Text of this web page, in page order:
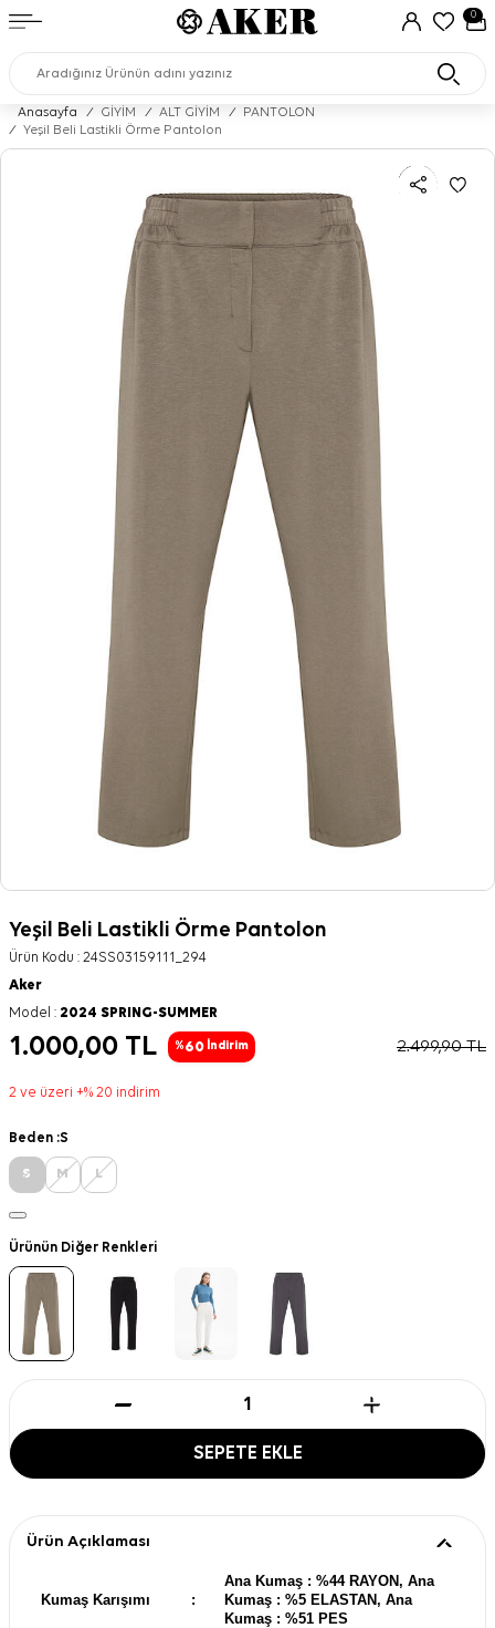
0
Anasayfa / GİYİM / ALT GİYİM /
PANTOLON
/
Yeşil Beli Lastikli Örme Pantolon
Yeşil Beli Lastikli Örme Pantolon
Ürün Kodu : 24SS03159111_294
Aker
Model : 2024 SPRING-SUMMER
1.000,00 TL %60 İndirim 2.499,90TL
2 ve üzeri +% 20 indirim
Beden :S
S M L
Ürünün Diğer Renkleri
SEPETE EKLE
Ürün Açıklaması
Kumaş Karışımı :
Ana Kumaş : %44 RAYON, Ana
Kumaş : %5 ELASTAN, Ana
Kumaş : %51 PES